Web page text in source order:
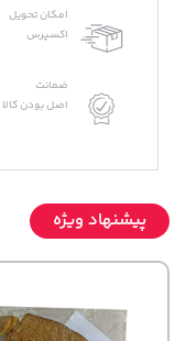
امکان تحویل
اکسپرس
ضمانت
اصل بودن کالا
پیشنهاد ویژه